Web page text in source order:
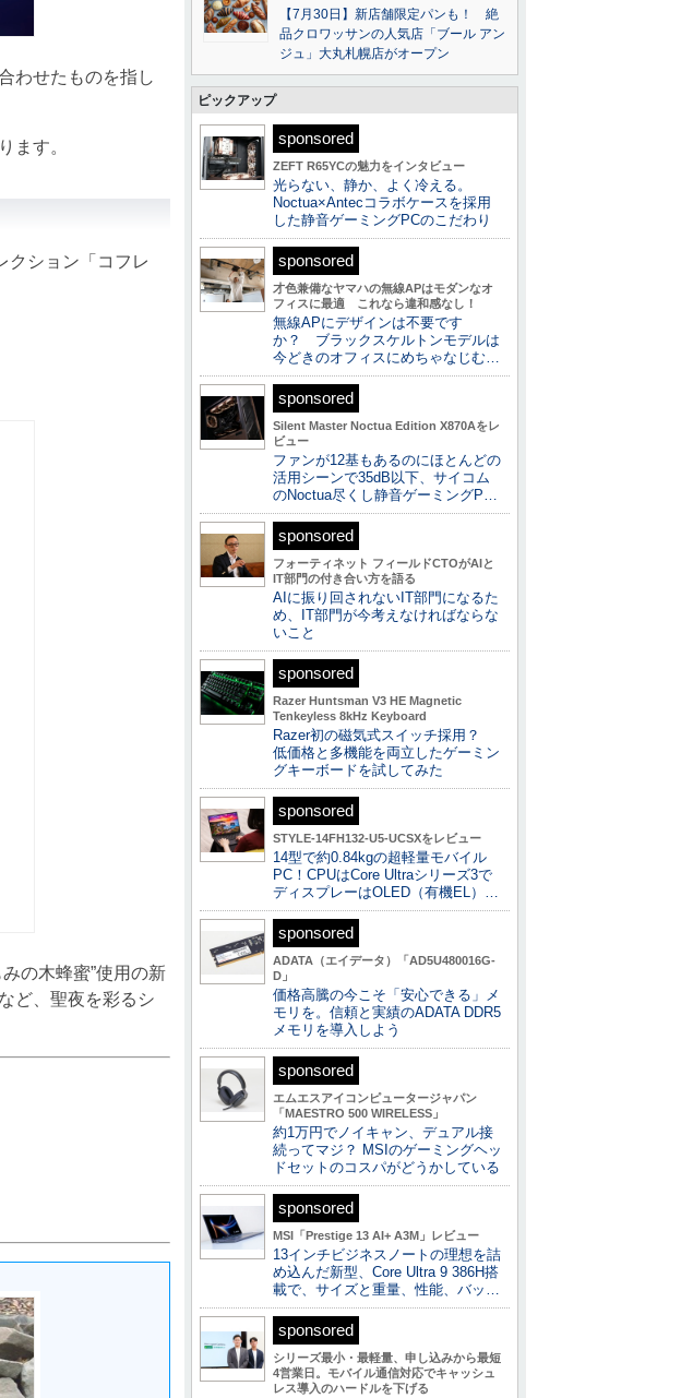
わせたものを指し
ます。
ション「コフレ
の木蜂蜜”使用の新
ど、聖夜を彩るシ
【7月30日】新店舗限定パンも！ 絶
品クロワッサンの人気店「ブール アン
ジュ」大丸札幌店がオープン
ピックアップ
sponsored
ZEFT R65YCの魅力をインタビュー
光らない、静か、よく冷える。
Noctua×Antecコラボケースを採用
した静音ゲーミングPCのこだわり
sponsored
才色兼備なヤマハの無線APはモダンなオ
フィスに最適 これなら違和感なし！
無線APにデザインは不要です
か？ ブラックスケルトンモデルは
今どきのオフィスにめちゃなじむ…
sponsored
Silent Master Noctua Edition X870Aをレ
ビュー
ファンが12基もあるのにほとんどの
活用シーンで35dB以下、サイコム
のNoctua尽くし静音ゲーミングP…
sponsored
フォーティネット フィールドCTOがAIと
IT部門の付き合い方を語る
AIに振り回されないIT部門になるた
め、IT部門が今考えなければならな
いこと
sponsored
Razer Huntsman V3 HE Magnetic
Tenkeyless 8kHz Keyboard
Razer初の磁気式スイッチ採用？
低価格と多機能を両立したゲーミン
グキーボードを試してみた
sponsored
STYLE-14FH132-U5-UCSXをレビュー
14型で約0.84kgの超軽量モバイル
PC！CPUはCore Ultraシリーズ3で
ディスプレーはOLED（有機EL）…
sponsored
ADATA（エイデータ）「AD5U480016G-
D」
価格高騰の今こそ「安心できる」メ
モリを。信頼と実績のADATA DDR5
メモリを導入しよう
sponsored
エムエスアイコンピュータージャパン
「MAESTRO 500 WIRELESS」
約1万円でノイキャン、デュアル接
続ってマジ？ MSIのゲーミングヘッ
ドセットのコスパがどうかしている
sponsored
MSI「Prestige 13 AI+ A3M」レビュー
13インチビジネスノートの理想を詰
め込んだ新型、Core Ultra 9 386H搭
載で、サイズと重量、性能、バッ…
sponsored
シリーズ最小・最軽量、申し込みから最短
4営業日。モバイル通信対応でキャッシュ
レス導入のハードルを下げる